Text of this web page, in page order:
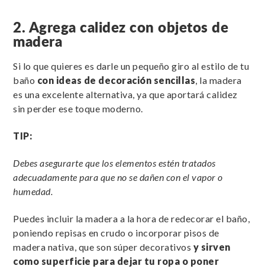
2. Agrega calidez con objetos de
madera
Si lo que quieres es darle un pequeño giro al estilo de tu
baño con ideas de decoración sencillas, la madera
es una excelente alternativa, ya que aportará calidez
sin perder ese toque moderno.
TIP:
Debes asegurarte que los elementos estén tratados
adecuadamente para que no se dañen con el vapor o
humedad.
Puedes incluir la madera a la hora de redecorar el baño,
poniendo repisas en crudo o incorporar pisos de
madera nativa, que son súper decorativos y sirven
como superficie para dejar tu ropa o poner